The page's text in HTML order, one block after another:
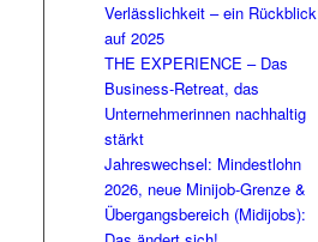
Verlässlichkeit – ein Rückblick
auf 2025
THE EXPERIENCE – Das
Business-Retreat, das
Unternehmerinnen nachhaltig
stärkt
Jahreswechsel: Mindestlohn
2026, neue Minijob-Grenze &
Übergangsbereich (Midijobs):